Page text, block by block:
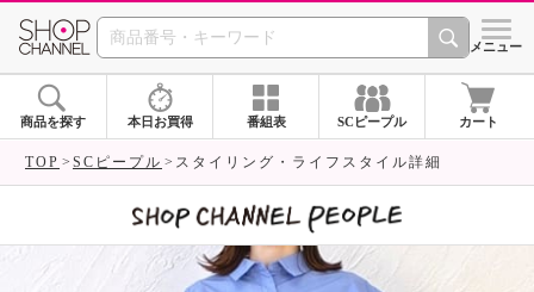
SHOP CHANNEL シメニュー
商品を探す 本日お買得 番組表 SCピープル カート
TOP SCピープル スタイリング・ライフスタイル詳細